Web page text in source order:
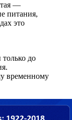
—
питания,
это
до
временному